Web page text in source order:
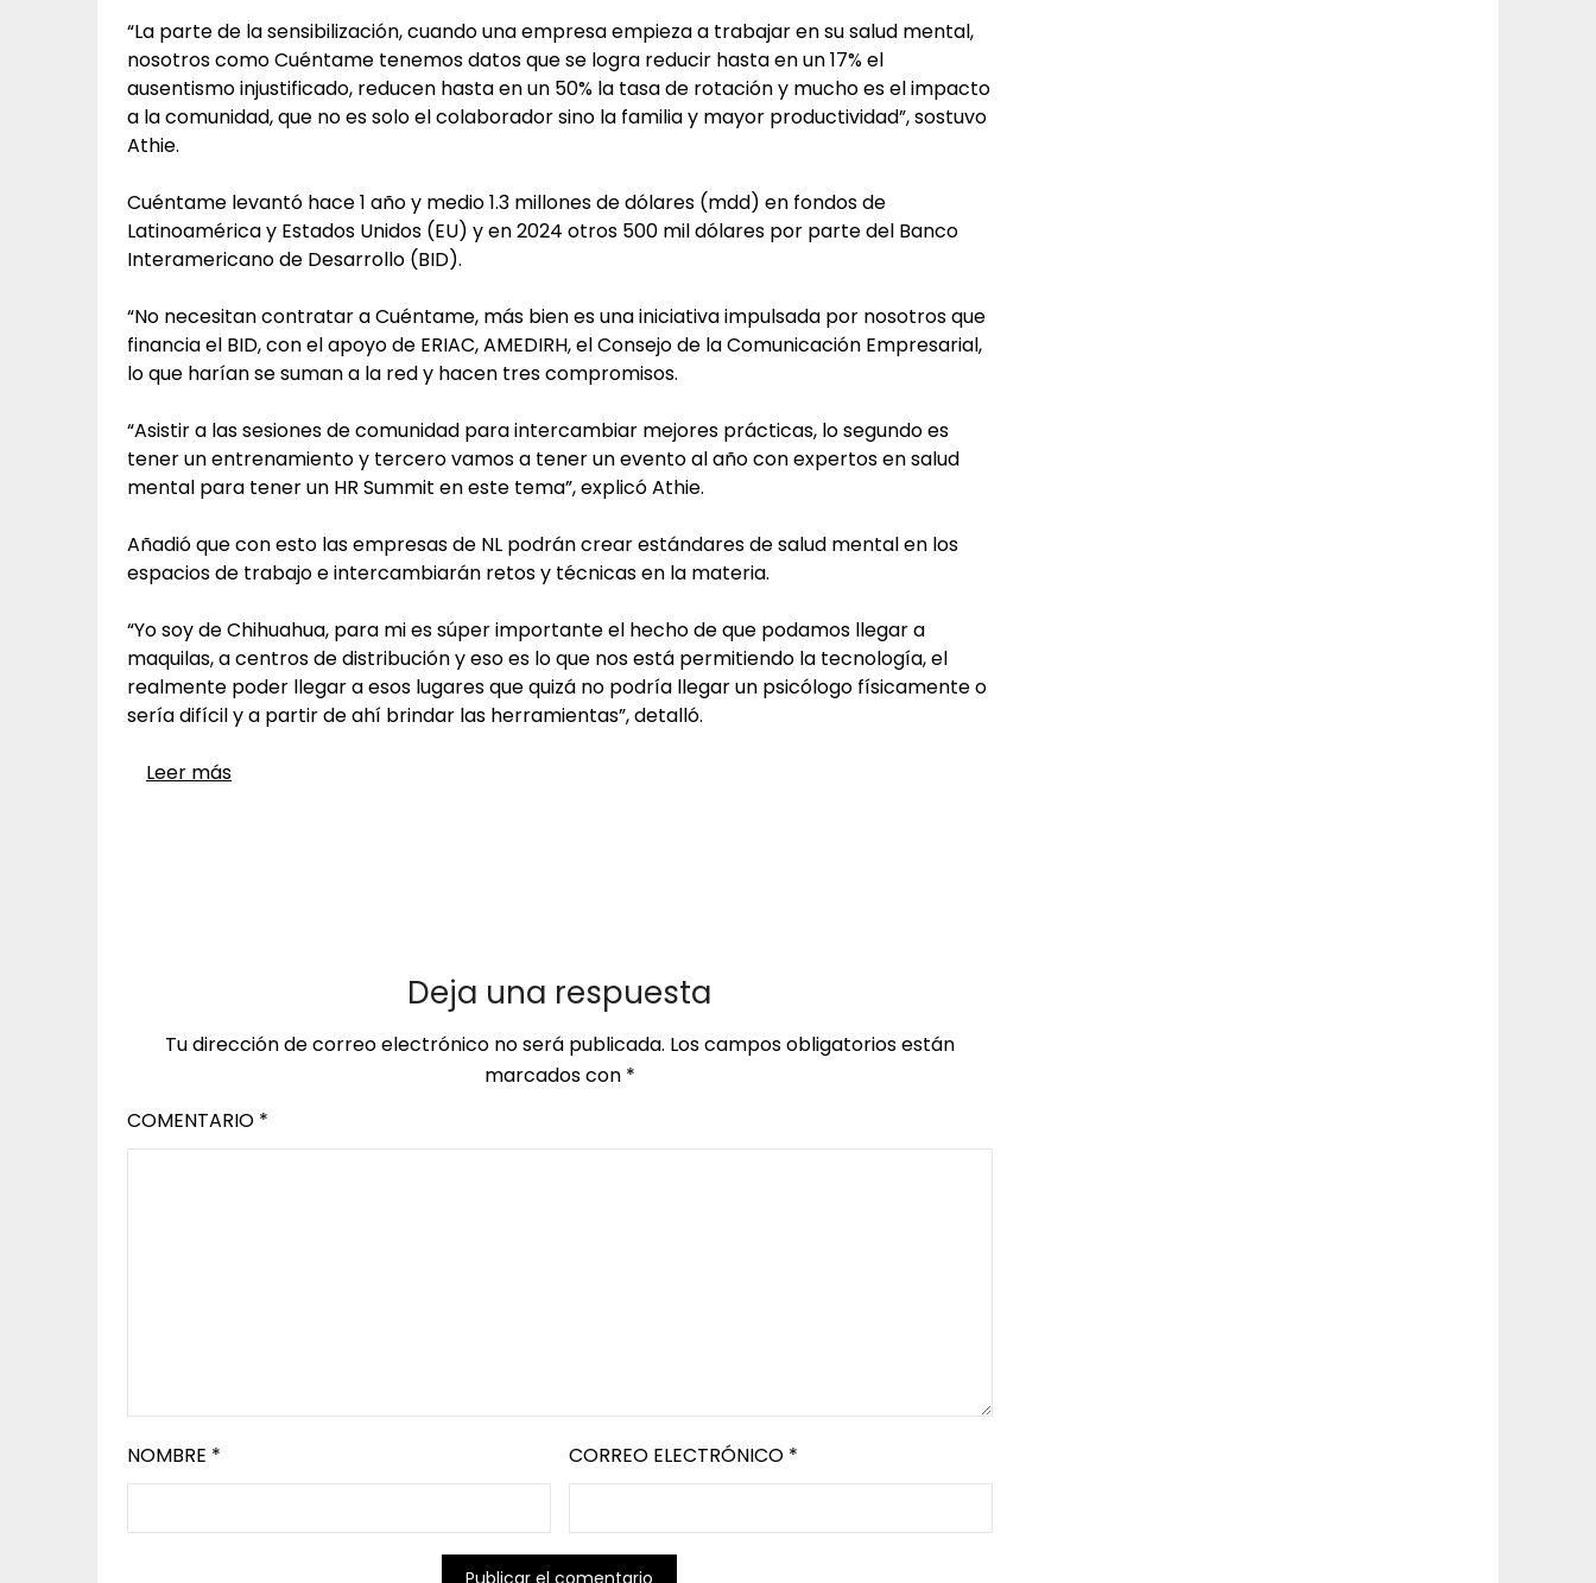
“La parte de la sensibilización, cuando una empresa empieza a trabajar en su salud mental,
nosotros como Cuéntame tenemos datos que se logra reducir hasta en un 17% el
ausentismo injustificado, reducen hasta en un 50% la tasa de rotación y mucho es el impacto
a la comunidad, que no es solo el colaborador sino la familia y mayor productividad”, sostuvo
Athie.
Cuéntame levantó hace 1 año y medio 1.3 millones de dólares (mdd) en fondos de
Latinoamérica y Estados Unidos (EU) y en 2024 otros 500 mil dólares por parte del Banco
Interamericano de Desarrollo (BID).
“No necesitan contratar a Cuéntame, más bien es una iniciativa impulsada por nosotros que
financia el BID, con el apoyo de ERIAC, AMEDIRH, el Consejo de la Comunicación Empresarial,
lo que harían se suman a la red y hacen tres compromisos.
“Asistir a las sesiones de comunidad para intercambiar mejores prácticas, lo segundo es
tener un entrenamiento y tercero vamos a tener un evento al año con expertos en salud
mental para tener un HR Summit en este tema”, explicó Athie.
Añadió que con esto las empresas de NL podrán crear estándares de salud mental en los
espacios de trabajo e intercambiarán retos y técnicas en la materia.
“Yo soy de Chihuahua, para mi es súper importante el hecho de que podamos llegar a
maquilas, a centros de distribución y eso es lo que nos está permitiendo la tecnología, el
realmente poder llegar a esos lugares que quizá no podría llegar un psicólogo físicamente o
sería difícil y a partir de ahí brindar las herramientas”, detalló.
Leer más
Deja una respuesta
Tu dirección de correo electrónico no será publicada. Los campos obligatorios están
marcados con *
COMENTARIO *
NOMBRE * CORREO ELECTRÓNICO *